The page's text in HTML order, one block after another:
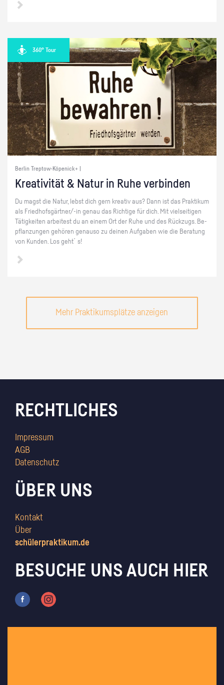
360° Tour
Berlin Treptow-Köpenick+ |
Krea­ti­vi­tät & Natur in Ruhe ver­bin­den
Du magst die Natur, lebst dich gern krea­tiv aus? Dann ist das Prak­ti­kum
als Fried­hofs­gärt­ner/-in genau das Rich­ti­ge für dich. Mit viel­sei­ti­gen
Tä­tig­kei­ten ar­bei­test du an einem Ort der Ruhe und des Rück­zugs. Be­
pflan­zun­gen ge­hö­ren ge­nau­so zu dei­nen Auf­ga­ben wie die Be­ra­tung
von Kun­den. Los geht´s!
Mehr Praktikumsplätze anzeigen
RECHTLICHES
Impressum
AGB
Datenschutz
ÜBER UNS
Kontakt
Über
schülerpraktikum.de
BESUCHE UNS AUCH HIER